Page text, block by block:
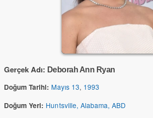
Gerçek Adı: Deborah Ann Ryan
Doğum Tarihi: Mayıs 13, 1993
Doğum Yeri: Huntsville, Alabama, ABD